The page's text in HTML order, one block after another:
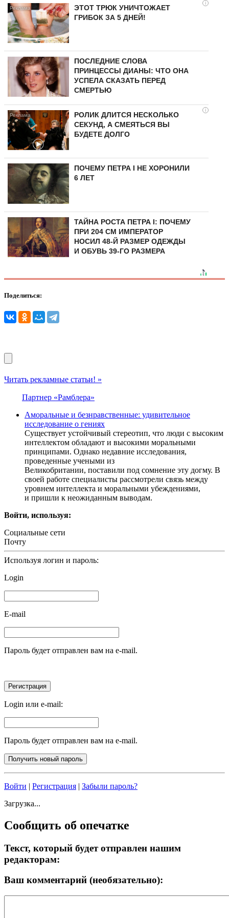
i
ЭТОТ ТРЮК УНИЧТОЖАЕТ
ГРИБОК ЗА 5 ДНЕЙ!
ПОСЛЕДНИЕ СЛОВА
ПРИНЦЕССЫ ДИАНЫ: ЧТО ОНА
УСПЕЛА СКАЗАТЬ ПЕРЕД
СМЕРТЬЮ
i
РОЛИК ДЛИТСЯ НЕСКОЛЬКО
СЕКУНД, А СМЕЯТЬСЯ ВЫ
БУДЕТЕ ДОЛГО
ПОЧЕМУ ПЕТРА I НЕ ХОРОНИЛИ
6 ЛЕТ
ТАЙНА РОСТА ПЕТРА I: ПОЧЕМУ
ПРИ 204 СМ ИМПЕРАТОР
НОСИЛ 48-Й РАЗМЕР ОДЕЖДЫ
И ОБУВЬ 39-ГО РАЗМЕРА
Поделиться:
Читать рекламные статьи! »
Партнер «Рамблера»
Аморальные и безнравственные: удивительное
исследование о гениях
Существует устойчивый стереотип, что люди с высоким
интеллектом обладают и высокими моральными
принципами. Однако недавние исследования,
проведенные учеными из
Великобритании, поставили под сомнение эту догму. В
своей работе специалисты рассмотрели связь между
уровнем интеллекта и моральными убеждениями,
и пришли к неожиданным выводам.
Войти, используя:
Социальные сети
Почту
Используя логин и пароль:
Login
E-mail
Пароль будет отправлен вам на e-mail.
Login или e-mail:
Пароль будет отправлен вам на e-mail.
Войти | Регистрация | Забыли пароль?
Загрузка...
Сообщить об опечатке
Текст, который будет отправлен нашим
редакторам:
Ваш комментарий (необязательно):